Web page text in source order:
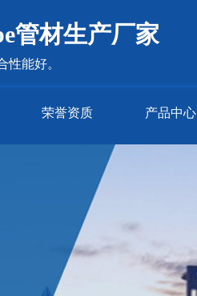
管材生产厂家
性能好。
荣誉资质 产品中心